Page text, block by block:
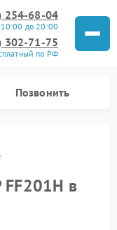
254-68-04
10:00 до 20:00
302-71-75
по РФ
Позвонить
FF201H в